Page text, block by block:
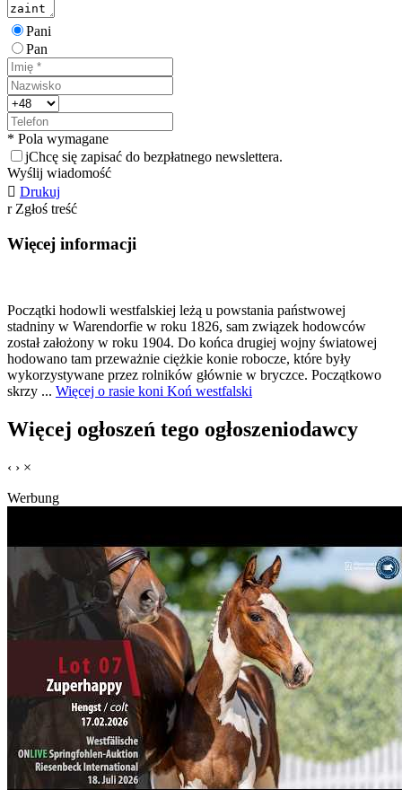
Pani
Pan
* Pola wymagane
jChcę się zapisać do bezpłatnego newslettera.
Wyślij wiadomość
 Drukuj
r Zgłoś treść
Więcej informacji
Początki hodowli westfalskiej leżą u powstania państwowej
stadniny w Warendorfie w roku 1826, sam związek hodowców
został założony w roku 1904. Do końca drugiej wojny światowej
hodowano tam przeważnie ciężkie konie robocze, które były
wykorzystywane przez rolników głównie w bryczce. Początkowo
skrzy ... Więcej o rasie koni Koń westfalski
Więcej ogłoszeń tego ogłoszeniodawcy
‹ › ×
Werbung